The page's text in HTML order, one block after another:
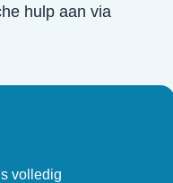
hulp aan via
volledig